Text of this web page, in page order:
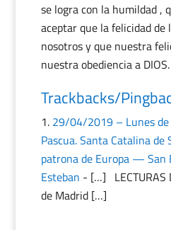
se logra con la humildad ,
aceptar que la felicidad de
nosotros y que nuestra
nuestra obediencia a DIOS.
Trackbacks/
29/04/2019 – Lunes de
Pascua. Santa Catalina
patrona de Europa — San
Esteban - […] LECTURAS
de Madrid […]